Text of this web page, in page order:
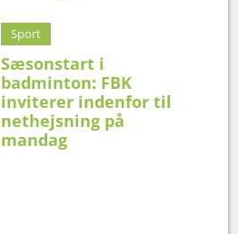
Sport
Sæsonstart i
badminton: FBK
inviterer indenfor til
nethejsning på
mandag